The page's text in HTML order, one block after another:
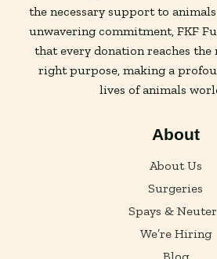
the necessary support to
unwavering commitment, FKF
that every donation reaches
right purpose, making a
lives of animals
About
About Us
Surgeries
Spays &
We’re Hiring